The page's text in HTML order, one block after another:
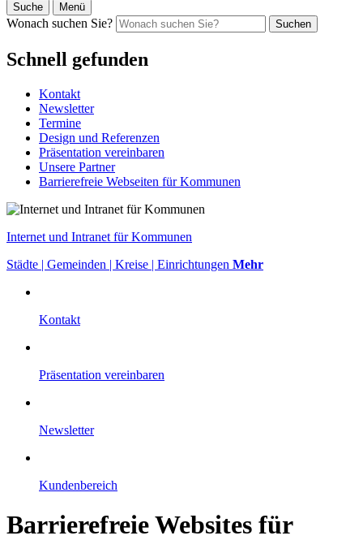
Suche
Menü
Wonach suchen Sie? Suchen
Schnell gefunden
Kontakt
Newsletter
Termine
Design und Referenzen
Präsentation vereinbaren
Unsere Partner
Barrierefreie Webseiten für Kommunen
Internet und Intranet für Kommunen
Städte | Gemeinden | Kreise | Einrichtungen Mehr
Kontakt
Präsentation vereinbaren
Newsletter
Kundenbereich
Barrierefreie Websites für